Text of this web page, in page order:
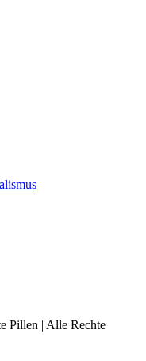
Pillen | Alle Rechte